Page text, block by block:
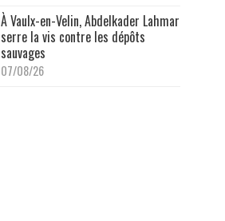
À Vaulx-en-Velin, Abdelkader Lahmar
serre la vis contre les dépôts
sauvages
07/08/26